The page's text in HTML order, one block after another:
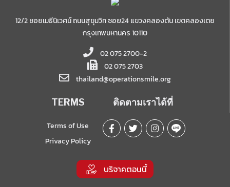
12/2 ซอยเมธีนิเวศน์ ถนนสุขุมวิท ซอย24 แขวงคลองตัน เขตคลองเตย
กรุงเทพมหานคร 10110
02 075 2700-2
02 075 2703
thailand@operationsmile.org
TERMS
Terms of Use
Privacy Policy
ติดตามเราได้ที่
บริจาคตอนนี้